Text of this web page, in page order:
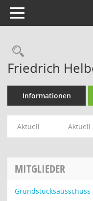
Toggle navigation
Friedrich
Informationen
Aktuell Aktuell
MITGLIEDER
Grundstücksausschuss